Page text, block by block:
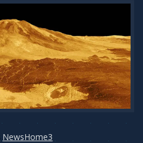
NewsHome3